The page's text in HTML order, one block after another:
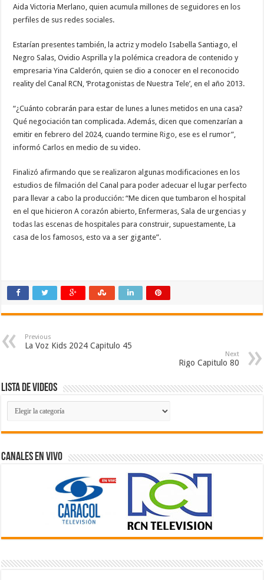
Aida Victoria Merlano, quien acumula millones de seguidores en los
perfiles de sus redes sociales.
Estarían presentes también, la actriz y modelo Isabella Santiago, el
Negro Salas, Ovidio Asprilla y la polémica creadora de contenido y
empresaria Yina Calderón, quien se dio a conocer en el reconocido
reality del Canal RCN, ‘Protagonistas de Nuestra Tele’, en el año 2013.
“¿Cuánto cobrarán para estar de lunes a lunes metidos en una casa?
Qué negociación tan complicada. Además, dicen que comenzarían a
emitir en febrero del 2024, cuando termineRigo, ese es el rumor”,
informó Carlos en medio de su video.
Finalizó afirmando que se realizaron algunas modificaciones en los
estudios de filmación del Canal para poder adecuar el lugar perfecto
para llevar a cabo la producción: “Me dicen que tumbaron el hospital
en el que hicieron A corazón abierto, Enfermeras, Sala de urgencias y
todas las escenas de hospitales para construir, supuestamente, La
casa de los famosos, esto va a ser gigante”.
Previous
La Voz Kids 2024 Capitulo 45
Next
Rigo Capitulo 80
Lista de Videos
Lista
de
Videos
Canales En Vivo